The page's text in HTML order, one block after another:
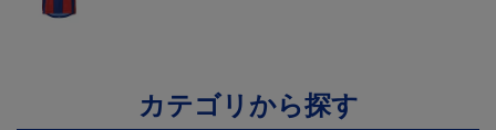
カテゴリから探す